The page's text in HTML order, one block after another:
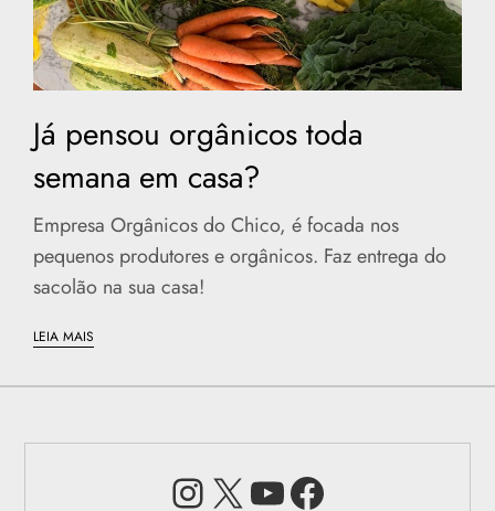
Já pensou orgânicos toda
semana em casa?
Empresa Orgânicos do Chico, é focada nos
pequenos produtores e orgânicos. Faz entrega do
sacolão na sua casa!
LEIA MAIS
Instagram
X Youtube